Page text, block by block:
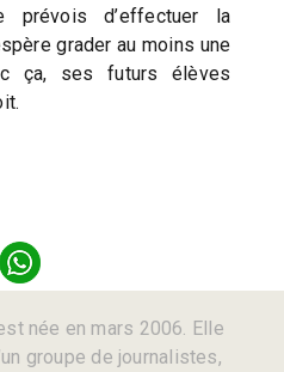
prévois d’effectuer la
grader au moins une
ça, ses futurs élèves
née en mars 2006. Elle
groupe de journalistes,